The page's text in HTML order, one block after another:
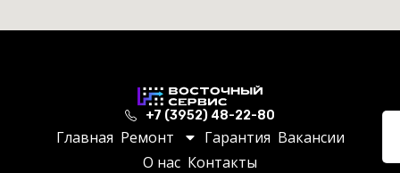
+7 (3952) 48-22-80
Главная Ремонт Гарантия Вакансии
О нас Контакты